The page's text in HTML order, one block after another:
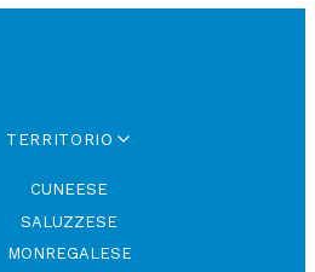
TERRITORIO
CUNEESE
SALUZZESE
MONREGALESE